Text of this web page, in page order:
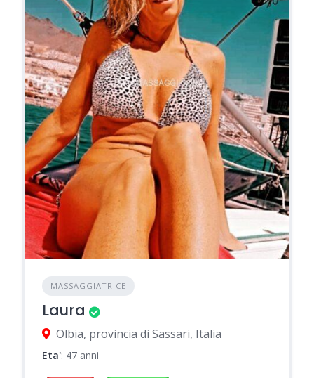
MASSAGGIATRICE
Laura
Olbia, provincia di Sassari, Italia
Eta': 47 anni